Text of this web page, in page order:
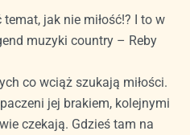
jak nie miłość!? I to w
muzyki country – Reby
co wciąż szukają miłości.
jej brakiem, kolejnymi
czekają. Gdzieś tam na